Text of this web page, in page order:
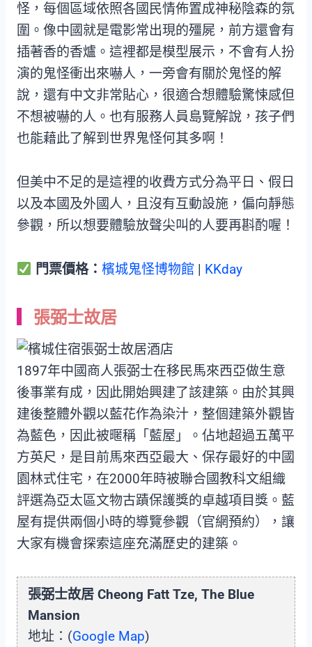
怪，每個區域依照各國民情佈置成神秘陰森的氛
圍。像中國就是電影常出現的殭屍，前方還會有
插著香的香爐。這裡都是模型展示，不會有人扮
演的鬼怪衝出來嚇人，一旁會有關於鬼怪的解
說，還有中文非常貼心，很適合想體驗驚悚感但
不想被嚇的人。也有服務人員島覽解說，孩子們
也能藉此了解到世界鬼怪何其多啊！
但美中不足的是這裡的收費方式分為平日、假日
以及本國及外國人，且沒有互動設施，偏向靜態
參觀，所以想要體驗放聲尖叫的人要再斟酌喔！
門票價格： 檳城鬼怪博物館 | KKday
張弼士故居
1897年中國商人張弼士在移民馬來西亞做生意
後事業有成，因此開始興建了該建築。由於其興
建後整體外觀以藍花作為染汁，整個建築外觀皆
為藍色，因此被暱稱「藍屋」。佔地超過五萬平
方英尺，是目前馬來西亞最大、保存最好的中國
園林式住宅，在2000年時被聯合國教科文組織
評選為亞太區文物古蹟保護獎的卓越項目獎。藍
屋有提供兩個小時的導覽參觀（官網預約），讓
大家有機會探索這座充滿歷史的建築。
張弼士故居 Cheong Fatt Tze, The Blue
Mansion
地址：(Google Map)